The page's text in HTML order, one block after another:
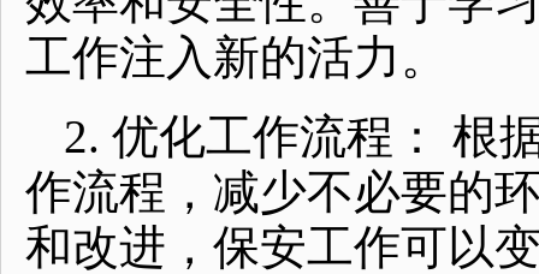
工作注入新的活力。
2. 优化工作流程： 根
作流程，减少不必要的
和改进，保安工作可以